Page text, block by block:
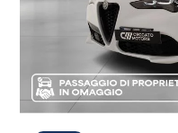
Specchietti retrovisori
Start & stop
Strumentazione digitale
Tappetini